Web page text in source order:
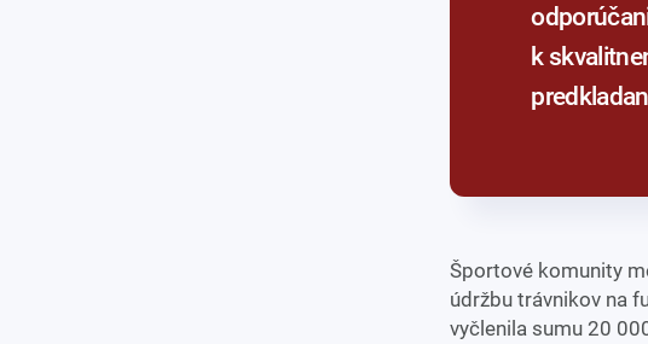
k
Športové komunity
údržbu trávnikov na
vyčlenila sumu 20